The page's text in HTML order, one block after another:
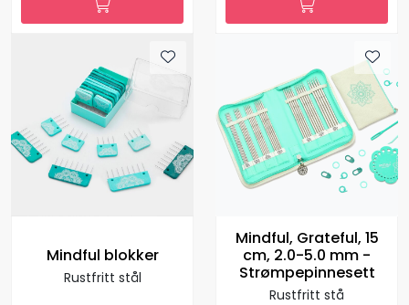
Mindful blokker
Rustfritt stål
Mindful, Grateful, 15
cm, 2.0-5.0 mm -
Strømpepinnesett
Rustfritt stå